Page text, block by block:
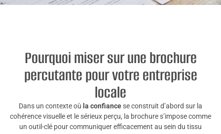
Pourquoi miser sur une brochure
percutante pour votre entreprise
locale
Dans un contexte où la confiancese construit d’abord sur la
cohérence visuelle et le sérieux perçu, la brochure s’impose comme
un outil-clé pour communiquer efficacement au sein du tissu